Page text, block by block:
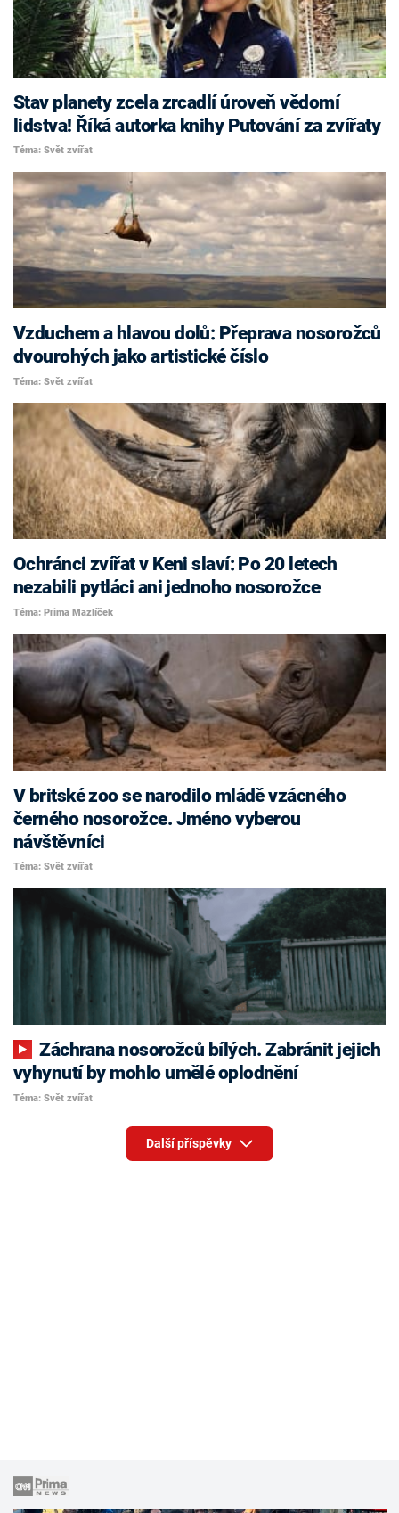
Stav planety zcela zrcadlí úroveň vědomí
lidstva! Říká autorka knihy Putování za zvířaty
Téma: Svět zvířat
Vzduchem a hlavou dolů: Přeprava nosorožců
dvourohých jako artistické číslo
Téma: Svět zvířat
Ochránci zvířat v Keni slaví: Po 20 letech
nezabili pytláci ani jednoho nosorožce
Téma: Prima Mazlíček
V britské zoo se narodilo mládě vzácného
černého nosorožce. Jméno vyberou
návštěvníci
Téma: Svět zvířat
Záchrana nosorožců bílých. Zabránit jejich
vyhynutí by mohlo umělé oplodnění
Téma: Svět zvířat
Další příspěvky